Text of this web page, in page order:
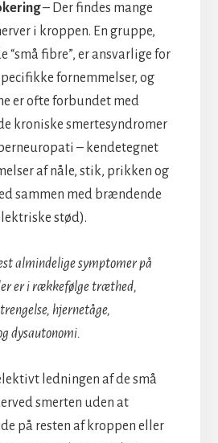
– Der findes mange
i kroppen. En gruppe,
“små fibre”, er ansvarlige for
fornemmelser, og
er ofte forbundet med
kroniske smertesyndromer
– kendetegnet
af nåle, stik, prikken og
sammen med brændende
stød).
almindelige symptomer på
er i rækkefølge træthed,
hjernetåge,
dysautonomi.
ledningen af de små
smerten uden at
på resten af kroppen eller